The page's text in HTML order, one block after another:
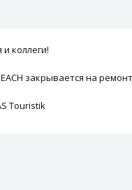
коллеги!
закрывается на
Touristik